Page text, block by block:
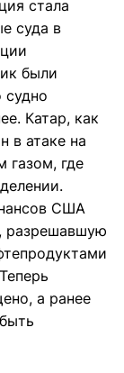
стала
суда в
были
судно
Катар, как
в атаке на
где
США
разрешавшую
а ранее